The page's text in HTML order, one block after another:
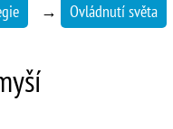
→ Ovládnutí světa